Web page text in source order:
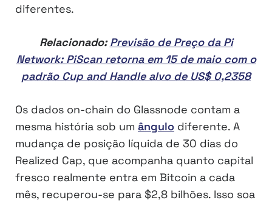
diferentes.
Relacionado:Previsão de Preço da Pi
Network: PiScan retorna em 15 de maio com o
padrão Cup and Handle alvo de US$ 0,2358
Os dados on-chain do Glassnode contam a
mesma história sob um ângulo diferente. A
mudança de posição líquida de 30 dias do
Realized Cap, que acompanha quanto capital
fresco realmente entra em Bitcoin a cada
mês, recuperou-se para $2,8 bilhões. Isso soa